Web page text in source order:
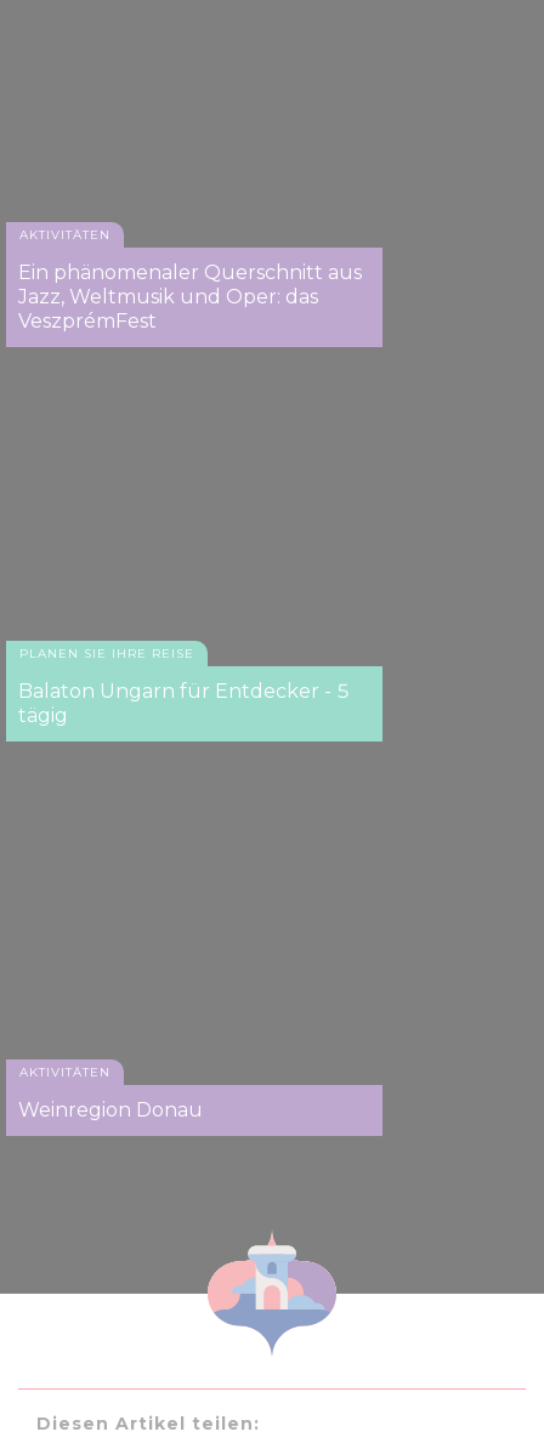
AKTIVITÄTEN
Ein phänomenaler Querschnitt aus
Jazz, Weltmusik und Oper: das
VeszprémFest
PLANEN SIE IHRE REISE
Balaton Ungarn für Entdecker - 5
tägig
AKTIVITÄTEN
Weinregion Donau
Diesen Artikel teilen: